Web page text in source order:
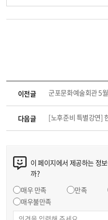
이전글 군포문화예술회관 5
다음글 [노후준비 특별강연]
이 페이지에서 제공하는 정
까?
매우 만족
만족
매우불만족